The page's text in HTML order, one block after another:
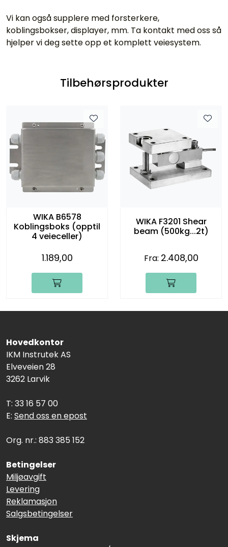
Vi kan også supplere med forsterkere,
koblingsbokser, displayer, mm. Ta kontakt med oss så
hjelper vi deg sette opp et komplett veiesystem.
Tilbehørsprodukter
WIKA B6578
Koblingsboks (opptil
4 veieceller)
1.189,00
WIKA F3201 Shear
beam (500kg...2t)
Fra: 2.408,00
Hovedkontor
IKM Instrutek AS
Elveveien 28
3262 Larvik
T: 33 16 57 00
E: Send oss en epost
Org. nr.: 883 385 152
Betingelser
Miljøavgift
Levering
Reklamasjon
Salgsbetingelser
Skjema